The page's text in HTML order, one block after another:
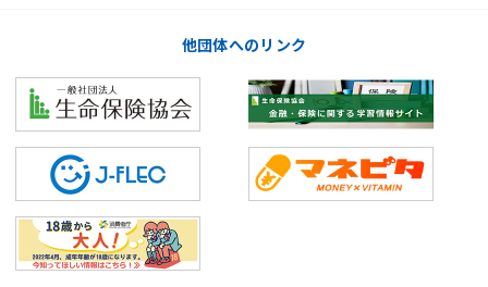
他団体へのリンク